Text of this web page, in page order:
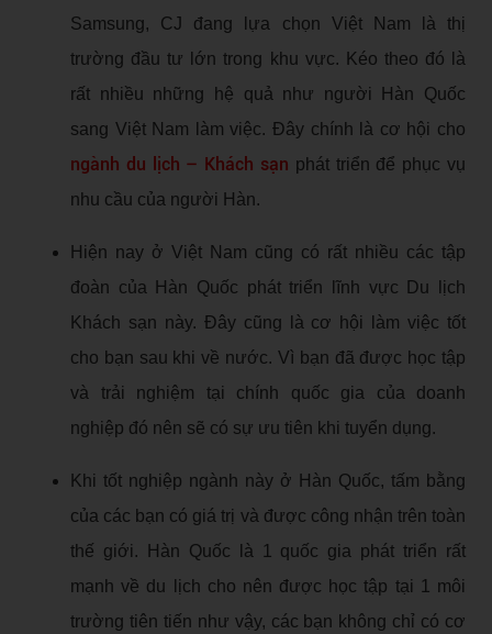
Samsung, CJ đang lựa chọn Việt Nam là thị
trường đầu tư lớn trong khu vực. Kéo theo đó là
rất nhiều những hệ quả như người Hàn Quốc
sang Việt Nam làm việc. Đây chính là cơ hội cho
ngành du lịch – Khách sạn phát triển để phục vụ
nhu cầu của người Hàn.
Hiện nay ở Việt Nam cũng có rất nhiều các tập
đoàn của Hàn Quốc phát triển lĩnh vực Du lịch
Khách sạn này. Đây cũng là cơ hội làm việc tốt
cho bạn sau khi về nước. Vì bạn đã được học tập
và trải nghiệm tại chính quốc gia của doanh
nghiệp đó nên sẽ có sự ưu tiên khi tuyển dụng.
Khi tốt nghiệp ngành này ở Hàn Quốc, tấm bằng
của các bạn có giá trị và được công nhận trên toàn
thế giới. Hàn Quốc là 1 quốc gia phát triển rất
mạnh về du lịch cho nên được học tập tại 1 môi
trường tiên tiến như vậy, các bạn không chỉ có cơ